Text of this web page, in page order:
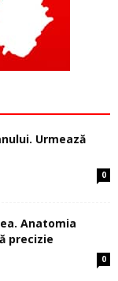
Urmează
0
Anatomia
precizie
0